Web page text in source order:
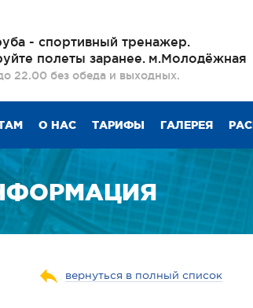
- спортивный тренажер.
полеты заранее. м.Молодёжная
22.00 без обеда и выходных.
О НАС ТАРИФЫ ГАЛЕРЕЯ
вернуться в полный список